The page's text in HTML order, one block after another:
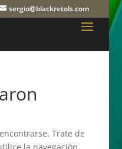
sergio@blackretols.com
Trate de